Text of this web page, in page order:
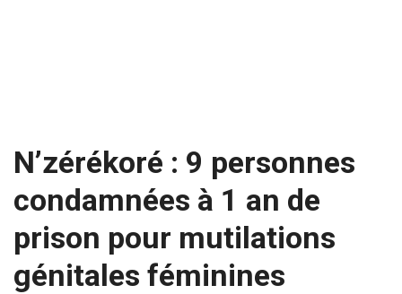
N’zérékoré : 9 personnes
condamnées à 1 an de
prison pour mutilations
génitales féminines